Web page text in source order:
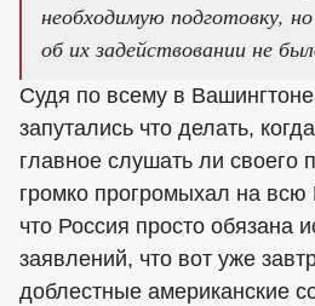
необходимую подготовку,
об их задействовании не
Судя по всему в
запутались что делать,
главное слушать ли своего
громко прогромыхал на
что Россия просто обязана
заявлений, что вот уже
доблестные американские